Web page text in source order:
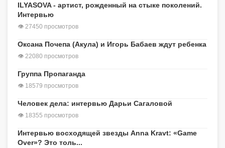
ILYASOVA - артист, рожденный на стыке поколений.
Интервью
👁 27450 просмотров
Оксана Почепа (Акула) и Игорь Бабаев ждут ребенка
👁 22080 просмотров
Группа Пропаганда
👁 18579 просмотров
Человек дела: интервью Дарьи Сагаловой
👁 18355 просмотров
Интервью восходящей звезды Anna Kravt: «Game
Over»? Это толь...